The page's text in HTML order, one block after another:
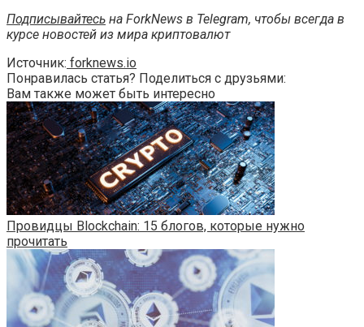
Подписывайтесь на ForkNews в Telegram, чтобы всегда в
курсе новостей из мира криптовалют
Источник: forknews.io
Понравилась статья? Поделиться с друзьями:
Вам также может быть интересно
Провидцы Blockchain: 15 блогов, которые нужно
прочитать